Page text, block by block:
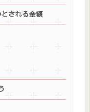
される金額